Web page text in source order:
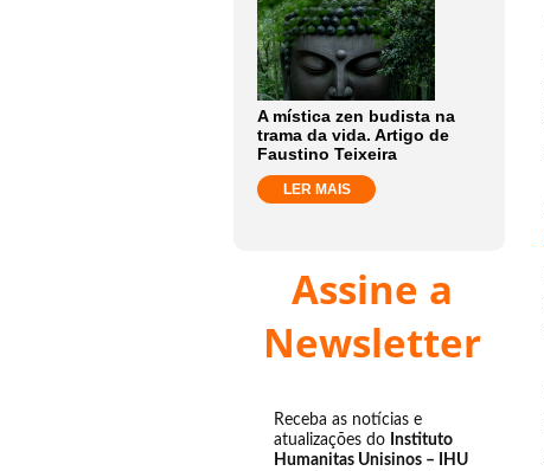
A mística zen budista na
trama da vida. Artigo de
Faustino Teixeira
LER MAIS
Assine a
Newsletter
Receba as notícias e
atualizações do Instituto
Humanitas Unisinos – IHU